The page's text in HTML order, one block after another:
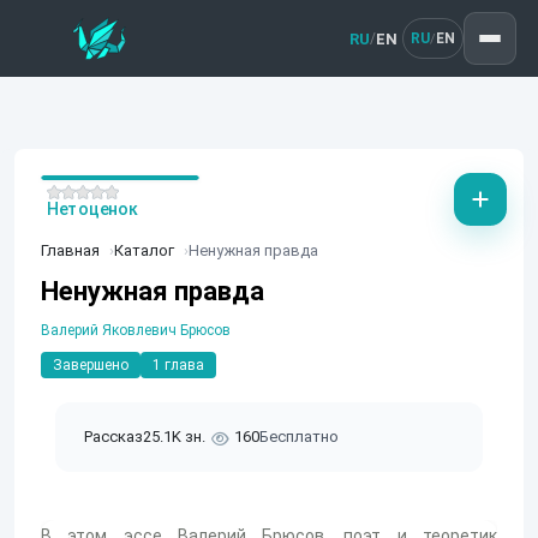
RU/EN RU/ EN
Главная Каталог Ненужная правда
Ненужная правда
Валерий Яковлевич Брюсов
Завершено 1 глава
Рассказ25.1K зн. 160Бесплатно
Нет оценок